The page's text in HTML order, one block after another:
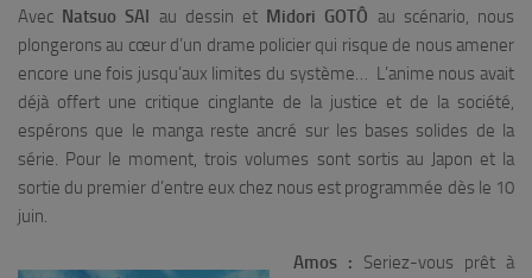
Avec Natsuo SAI au dessin et Midori GOTÔ au scénario, nous
plongerons au cœur d’un drame policier qui risque de nous amener
encore une fois jusqu’aux limites du système… L’anime nous avait
déjà offert une critique cinglante de la justice et de la société,
espérons que le manga reste ancré sur les bases solides de la
série. Pour le moment, trois volumes sont sortis au Japon et la
sortie du premier d’entre eux chez nous est programmée dès le 10
juin.
Amos : Seriez-vous prêt à